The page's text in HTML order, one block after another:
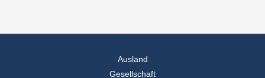
Ausland
Gesellschaft